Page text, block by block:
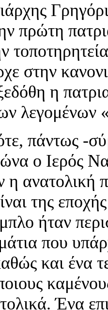
πρώτη
στην
η
λεγομένων
πάντως -
ο Ιερός
η ανατολική
της
ήταν
που
και ένα
Ένα